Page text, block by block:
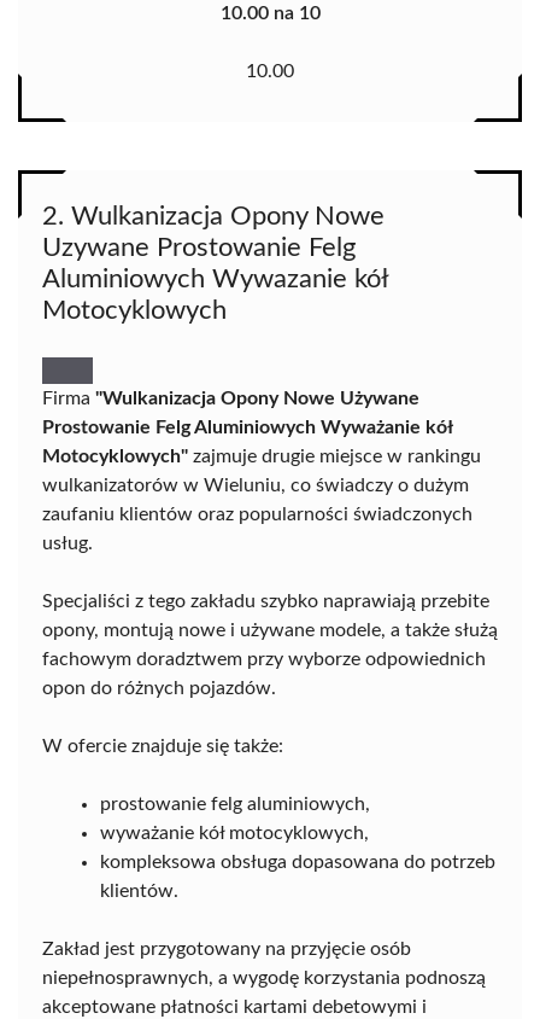
10.00 na 10
10.00
2. Wulkanizacja Opony Nowe
Uzywane Prostowanie Felg
Aluminiowych Wywazanie kół
Motocyklowych
Firma "Wulkanizacja Opony Nowe Używane
Prostowanie Felg Aluminiowych Wyważanie kół
Motocyklowych" zajmuje drugie miejsce w rankingu
wulkanizatorów w Wieluniu, co świadczy o dużym
zaufaniu klientów oraz popularności świadczonych
usług.
Specjaliści z tego zakładu szybko naprawiają przebite
opony, montują nowe i używane modele, a także służą
fachowym doradztwem przy wyborze odpowiednich
opon do różnych pojazdów.
W ofercie znajduje się także:
prostowanie felg aluminiowych,
wyważanie kół motocyklowych,
kompleksowa obsługa dopasowana do potrzeb
klientów.
Zakład jest przygotowany na przyjęcie osób
niepełnosprawnych, a wygodę korzystania podnoszą
akceptowane płatności kartami debetowymi i